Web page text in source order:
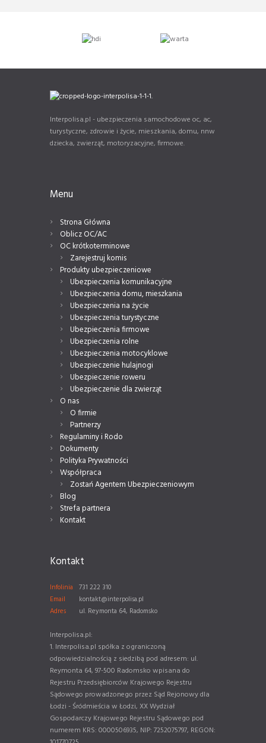
Interpolisa.pl - ubezpieczenia samochodowe oc, ac,
turystyczne, zdrowie i życie, mieszkania, domu, nnw
dziecka, zwierząt, motoryzacyjne, firmowe.
Menu
Strona Główna
Oblicz OC/AC
OC krótkoterminowe
Zarejestruj komis
Produkty ubezpieczeniowe
Ubezpieczenia komunikacyjne
Ubezpieczenia domu, mieszkania
Ubezpieczenia na życie
Ubezpieczenia turystyczne
Ubezpieczenia firmowe
Ubezpieczenia rolne
Ubezpieczenia motocyklowe
Ubezpieczenie hulajnogi
Ubezpieczenie roweru
Ubezpieczenie dla zwierząt
O nas
O firmie
Partnerzy
Regulaminy i Rodo
Dokumenty
Polityka Prywatności
Współpraca
Zostań Agentem Ubezpieczeniowym
Blog
Strefa partnera
Kontakt
Kontakt
Infolinia
731 222 310
Email
kontakt@interpolisa.pl
Adres
ul. Reymonta 64, Radomsko
Interpolisa.pl:
1. Interpolisa.pl spółka z ograniczoną
odpowiedzialnością z siedzibą pod adresem: ul.
Reymonta 64, 97-500 Radomsko wpisana do
Rejestru Przedsiębiorców Krajowego Rejestru
Sądowego prowadzonego przez Sąd Rejonowy dla
Łodzi - Śródmieścia w Łodzi, XX Wydział
Gospodarczy Krajowego Rejestru Sądowego pod
numerem KRS: 0000506935, NIP: 7252075797, REGON: